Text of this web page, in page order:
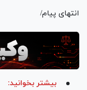
انتهای پیام/
بیشتر بخوانید: